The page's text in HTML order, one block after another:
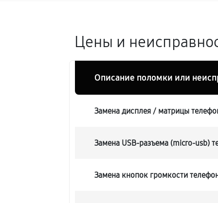
Цены и
Описание поломки или
Замена дисплея / матрицы
Замена USB-разъема (micro-usb)
Замена кнопок громкости